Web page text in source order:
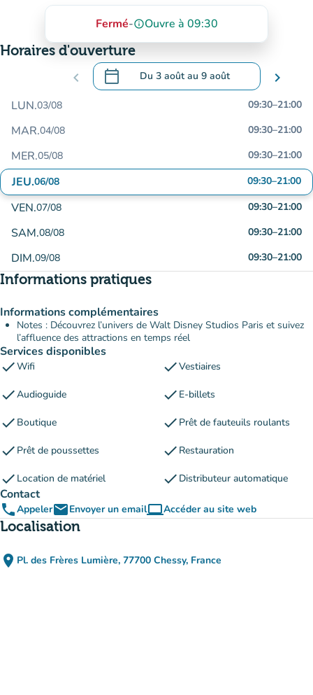
Fermé-info_outlineOuvre à 09:30
Horaires d'ouverture
chevron_left calendar_today Du 3 aoûtau 9 août
.Ouvrir le calendrier pour changer de
chevron_right
LUN.03/08 09:30–21:00
MAR.04/08 09:30–21:00
MER.05/08 09:30–21:00
JEU.06/08 09:30–21:00
VEN.07/08 09:30–21:00
SAM.08/08 09:30–21:00
DIM.09/08 09:30–21:00
Informations pratiques
Informations complémentaires
Notes : Découvrez l’univers de Walt Disney Studios Paris et suivez
l’affluence des attractions en temps réel
Services disponibles
checkWifi checkVestiaires
checkAudioguide check E-billets
check Boutique check Prêt de fauteuils roulants
check Prêt de poussettes check Restauration
check Location de matériel check Distributeur automatique
Contact
phoneAppeleremailEnvoyer un emailcomputerAccéder au site web
(nouvel onglet)
Localisation
place Pl. des Frères Lumière, 77700 Chessy, France
(ouvrir dans Google Maps)
(nouvel onglet)